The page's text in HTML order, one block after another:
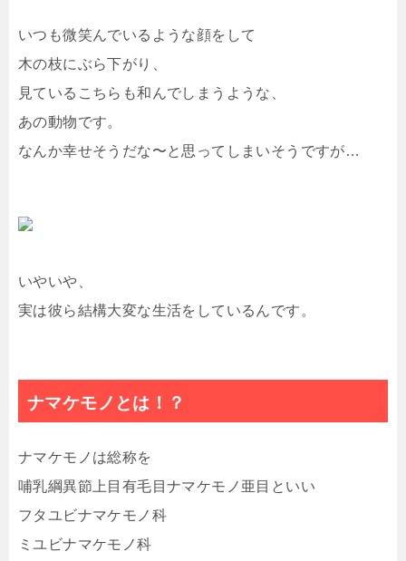
いつも微笑んでいるような顔をして
木の枝にぶら下がり、
見ているこちらも和んでしまうような、
あの動物です。
なんか幸せそうだな〜と思ってしまいそうですが…
いやいや、
実は彼ら結構大変な生活をしているんです。
ナマケモノとは！？
ナマケモノは総称を
哺乳綱異節上目有毛目ナマケモノ亜目といい
フタユビナマケモノ科
ミユビナマケモノ科